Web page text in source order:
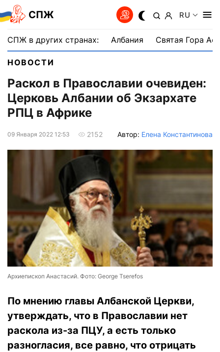
СПЖ RU
СПЖ в других странах: Албания Святая Гора
НОВОСТИ
Раскол в Православии очевиден:
Церковь Албании об Экзархате
РПЦ в Африке
09 Января 2022 12:53 2152 Автор: Елена Константинова
Архиепископ Анастасий. Фото: George Tserefos
По мнению главы Албанской Церкви,
утверждать, что в Православии нет
раскола из-за ПЦУ, а есть только
разногласия, все равно, что отрицать